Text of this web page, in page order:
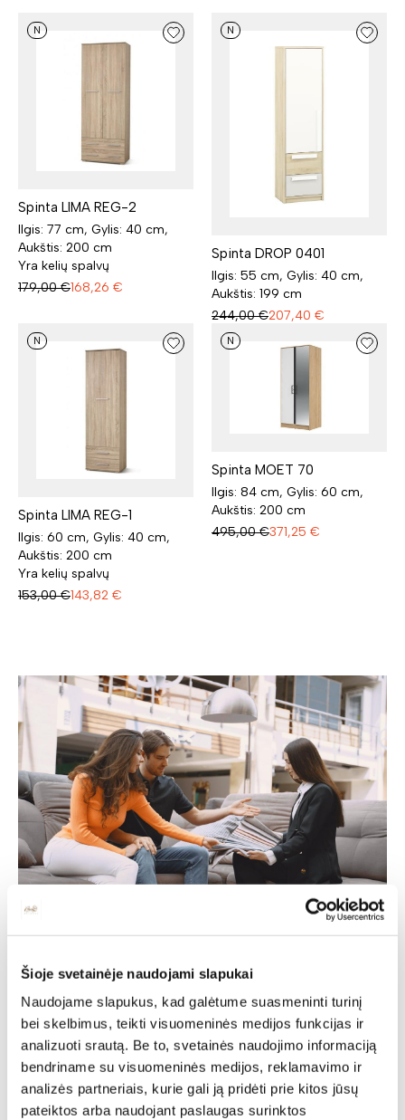
Šioje svetainėje naudojami slapukai
Naudojame slapukus, kad galėtume suasmeninti turinį
bei skelbimus, teikti visuomeninės medijos funkcijas ir
analizuoti srautą. Be to, svetainės naudojimo informaciją
bendriname su visuomeninės medijos, reklamavimo ir
analizės partneriais, kurie gali ją pridėti prie kitos jūsų
pateiktos arba naudojant paslaugas surinktos
N
Spinta LIMA REG-2
Ilgis: 77 cm, Gylis: 40 cm,
Aukštis: 200 cm
Yra kelių spalvų
179,00 €168,26 €
N
Spinta DROP 0401
Ilgis: 55 cm, Gylis: 40 cm,
Aukštis: 199 cm
244,00 €207,40 €
N
Spinta LIMA REG-1
Ilgis: 60 cm, Gylis: 40 cm,
Aukštis: 200 cm
Yra kelių spalvų
153,00 €143,82 €
N
Spinta MOET 70
Ilgis: 84 cm, Gylis: 60 cm,
Aukštis: 200 cm
495,00 €371,25 €
Individuali
specialisto
konsultacija